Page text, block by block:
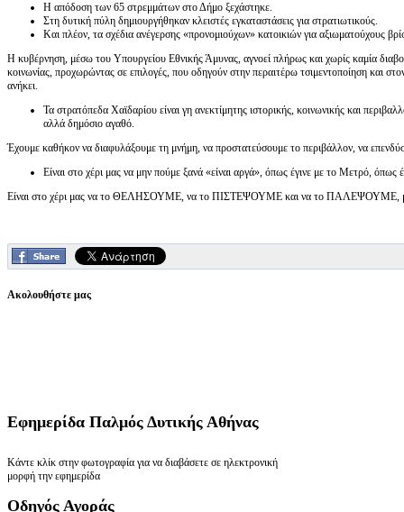
Η απόδοση των 65 στρεμμάτων στο Δήμο ξεχάστηκε.
Στη δυτική πύλη δημιουργήθηκαν κλειστές εγκαταστάσεις για στρατιωτικούς.
Και πλέον, τα σχέδια ανέγερσης «προνομιούχων» κατοικιών για αξιωματούχους
Η κυβέρνηση, μέσω του Υπουργείου Εθνικής Άμυνας, αγνοεί πλήρως και χωρίς καμία
κοινωνίας, προχωρώντας σε επιλογές, που οδηγούν στην περαιτέρω τσιμεντοποίηση και
ανήκει.
Τα στρατόπεδα Χαϊδαρίου είναι γη ανεκτίμητης ιστορικής, κοινωνικής και
αλλά δημόσιο αγαθό.
Έχουμε καθήκον να διαφυλάξουμε τη μνήμη, να προστατεύσουμε το περιβάλλον, να
Είναι στο χέρι μας να μην πούμε ξανά «είναι αργά», όπως έγινε με το Μετρό,
Είναι στο χέρι μας να το ΘΕΛΗΣΟΥΜΕ, να το ΠΙΣΤΕΨΟΥΜΕ και να το ΠΑΛΕΨΟΥΜΕ,
Ακολουθήστε μας
Εφημερίδα Παλμός Δυτικής Αθήνας
Κάντε κλίκ στην φωτογραφία για να διαβάσετε σε ηλεκτρονική
μορφή την εφημερίδα
Οδηγός Αγοράς